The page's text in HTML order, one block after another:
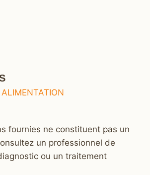
fournies ne constituent pas un
un professionnel de
ou un traitement